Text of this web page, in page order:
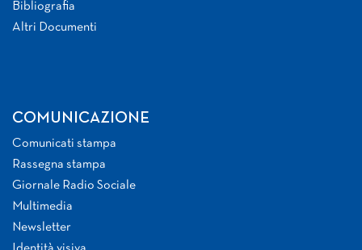
Bibliografia
Altri Documenti
COMUNICAZIONE
Comunicati stampa
Rassegna stampa
Giornale Radio Sociale
Multimedia
Newsletter